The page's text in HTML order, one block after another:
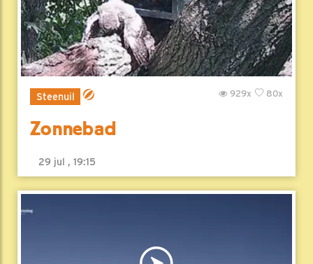
Steenuil 80x
929x
Zonnebad
29 jul , 19:15